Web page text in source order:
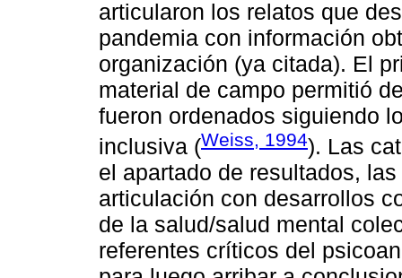
articularon los relatos que
pandemia con información
organización (ya citada). El
material de campo permitió
fueron ordenados siguiendo
inclusiva (Weiss, 1994). Las
el apartado de resultados,
articulación con desarrollos
de la salud/salud mental
referentes críticos del